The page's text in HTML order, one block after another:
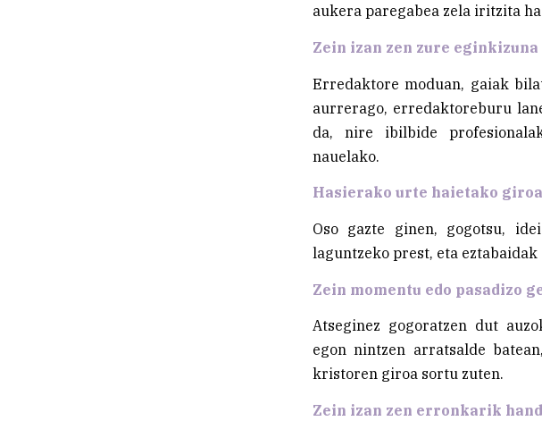
aukera paregabea zela iritzita
Zein izan zen zure
Erredaktore moduan, gaiak
aurrerago, erredaktoreburu
da, nire ibilbide
nauelako.
Hasierako urte haietako
Oso gazte ginen, gogotsu,
laguntzeko prest, eta
Zein momentu edo pasadizo
Atseginez gogoratzen dut
egon nintzen arratsalde
kristoren giroa sortu zuten.
Zein izan zen erronkarik